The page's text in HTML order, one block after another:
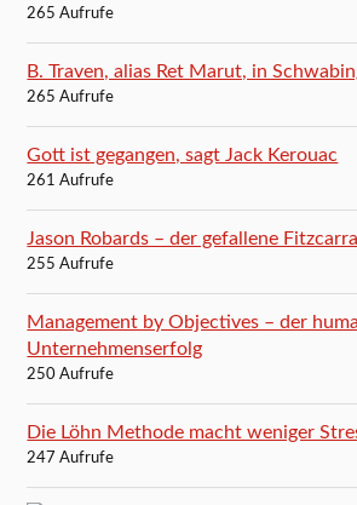
265 Aufrufe
B. Traven, alias Ret Marut, in
265 Aufrufe
Gott ist gegangen, sagt Jack Kerouac
261 Aufrufe
Jason Robards – der gefallene
255 Aufrufe
Management by Objectives – der
Unternehmenserfolg
250 Aufrufe
Die Löhn Methode macht weniger
247 Aufrufe